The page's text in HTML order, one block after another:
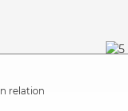
relation